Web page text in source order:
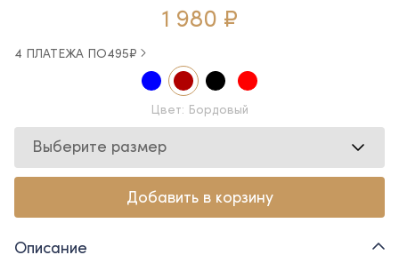
1 980 ₽
4 ПЛАТЕЖА ПО495₽
Цвет: Бордовый
Выберите размер
Добавить в корзину
Описание